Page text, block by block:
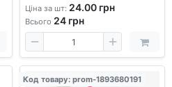
риболовля, велосипед,
походи, туризм, SOS, LED,
Ціна за шт: 24.00 грн
Всього 24 грн
Код товару: prom-1893680191